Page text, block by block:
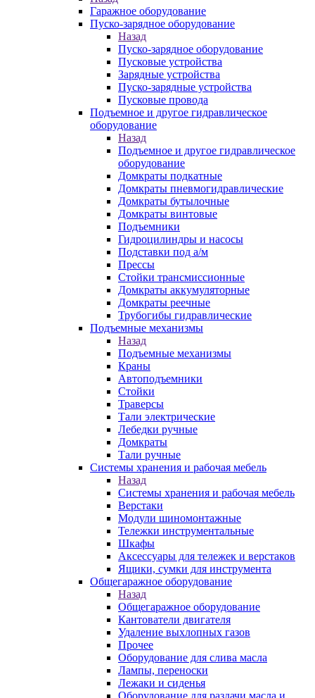
Гаражное оборудование
Пуско-зарядное оборудование
Назад
Пуско-зарядное оборудование
Пусковые устройства
Зарядные устройства
Пуско-зарядные устройства
Пусковые провода
Подъемное и другое гидравлическое
оборудование
Назад
Подъемное и другое гидравлическое
оборудование
Домкраты подкатные
Домкраты пневмогидравлические
Домкраты бутылочные
Домкраты винтовые
Подъемники
Гидроцилиндры и насосы
Подставки под а/м
Прессы
Стойки трансмиссионные
Домкраты аккумуляторные
Домкраты реечные
Трубогибы гидравлические
Подъемные механизмы
Назад
Подъемные механизмы
Краны
Автоподъемники
Стойки
Траверсы
Тали электрические
Лебедки ручные
Домкраты
Тали ручные
Системы хранения и рабочая мебель
Назад
Системы хранения и рабочая мебель
Верстаки
Модули шиномонтажные
Тележки инструментальные
Шкафы
Аксессуары для тележек и верстаков
Ящики, сумки для инструмента
Общегаражное оборудование
Назад
Общегаражное оборудование
Кантователи двигателя
Удаление выхлопных газов
Прочее
Оборудование для слива масла
Лампы, переноски
Лежаки и сиденья
Оборудование для раздачи масла и